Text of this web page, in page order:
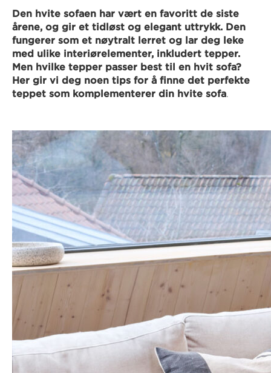
Den hvite sofaen har vært en favoritt de siste
årene, og gir et tidløst og elegant uttrykk. Den
fungerer som et nøytralt lerret og lar deg leke
med ulike interiørelementer, inkludert tepper.
Men hvilke tepper passer best til en hvit sofa?
Her gir vi deg noen tips for å finne det perfekte
teppet som komplementerer din hvite sofa.